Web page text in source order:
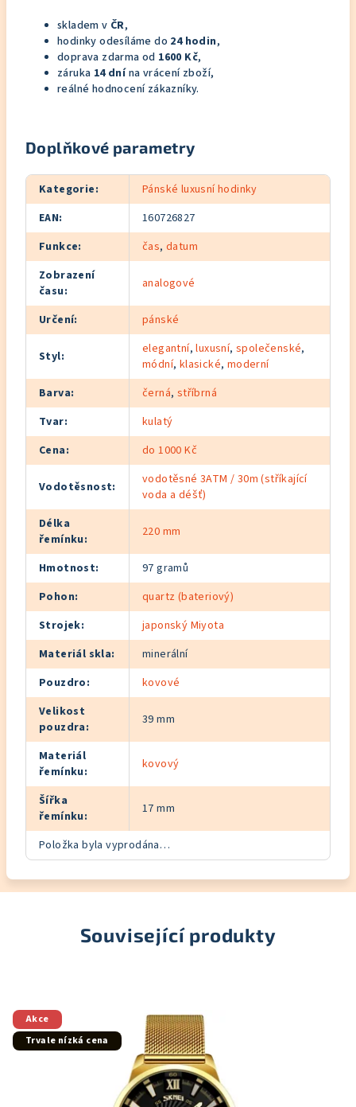
skladem v ČR,
hodinky odesíláme do 24 hodin,
doprava zdarma od 1600 Kč,
záruka 14 dnína vrácení zboží,
reálné hodnocení zákazníky.
Doplňkové parametry
Kategorie:
Pánské luxusní hodinky
EAN:
160726827
Funkce: čas,datum
Zobrazení
času: analogové
Určení: pánské
Styl: elegantní,luxusní,společenské,
módní, klasické, moderní
Barva: černá, stříbrná
Tvar:
kulatý
Cena: do 1000 Kč
Vodotěsnost:
vodotěsné 3ATM / 30m (stříkající
voda a déšť)
Délka
řemínku: 220 mm
Hmotnost:
97 gramů
Pohon:
quartz (bateriový)
Strojek:
japonský Miyota
Materiál skla:
minerální
Pouzdro:
kovové
Velikost
pouzdra: 39 mm
Materiál
řemínku: kovový
Šířka
řemínku: 17 mm
Položka byla vyprodána…
Související produkty
Akce
Trvale nízká cena